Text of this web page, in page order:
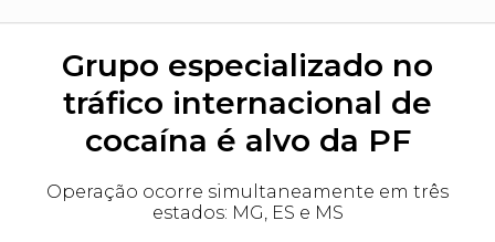
Grupo especializado no
tráfico internacional de
cocaína é alvo da PF
Operação ocorre simultaneamente em três
estados: MG, ES e MS